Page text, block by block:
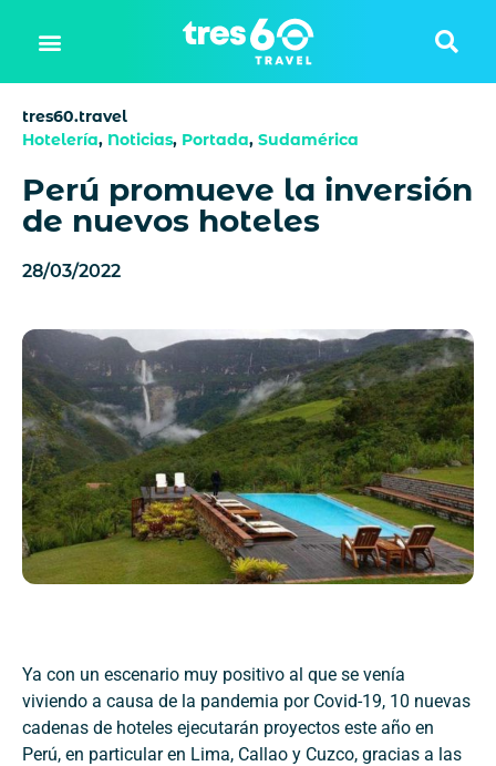
tres60.travel
Hotelería, Noticias, Portada, Sudamérica
Perú promueve la inversión
de nuevos hoteles
28/03/2022
Ya con un escenario muy positivo al que se venía
viviendo a causa de la pandemia por Covid-19, 10 nuevas
cadenas de hoteles ejecutarán proyectos este año en
Perú, en particular en Lima, Callao y Cuzco, gracias a las